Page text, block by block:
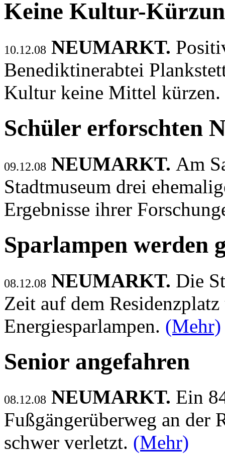
Keine Kultur-
10.12.08 NEUMARKT.
Benediktinerabtei
Kultur keine Mittel kürzen.
Schüler erforschten
09.12.08 NEUMARKT. Am
Stadtmuseum drei
Ergebnisse ihrer
Sparlampen werden
08.12.08 NEUMARKT. Die
Zeit auf dem
Energiesparlampen. (Mehr)
Senior angefahren
08.12.08 NEUMARKT. Ein
Fußgängerüberweg an der
schwer verletzt. (Mehr)